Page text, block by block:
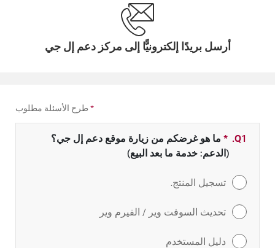
أرسل بريدًا إلكترونيًّا إلى مركز دعم إل جي
* طرح الأسئلة مطلوب
Q1.
* حقل مطلوب
ما هو غرضكم من زيارة موقع دعم إل جي؟
(الدعم: خدمة ما بعد البيع)
تسجيل المنتج.
تحديث السوفت وير / الفيرم وير
دليل المستخدم